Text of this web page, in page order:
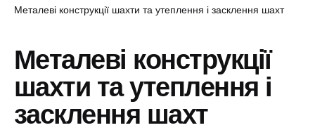
Металеві конструкції шахти та утеплення і засклення шахт
Металеві конструкції
шахти та утеплення і
засклення шахт